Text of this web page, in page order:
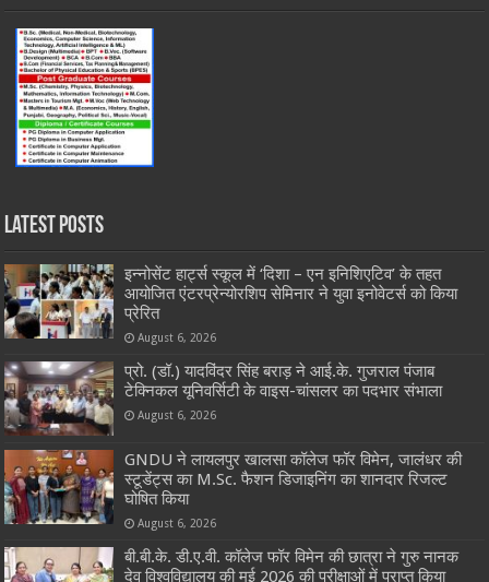
Latest Posts
इन्नोसेंट हार्ट्स स्कूल में ‘दिशा – एन इनिशिएटिव’ के तहत
आयोजित एंटरप्रेन्योरशिप सेमिनार ने युवा इनोवेटर्स को किया
प्रेरित
August 6, 2026
प्रो. (डॉ.) यादविंदर सिंह बराड़ ने आई.के. गुजराल पंजाब
टेक्निकल यूनिवर्सिटी के वाइस-चांसलर का पदभार संभाला
August 6, 2026
GNDU ने लायलपुर खालसा कॉलेज फॉर विमेन, जालंधर की
स्टूडेंट्स का M.Sc. फैशन डिजाइनिंग का शानदार रिजल्ट
घोषित किया
August 6, 2026
बी.बी.के. डी.ए.वी. कॉलेज फॉर विमेन की छात्रा ने गुरु नानक
देव विश्वविद्यालय की मई 2026 की परीक्षाओं में प्राप्त किया